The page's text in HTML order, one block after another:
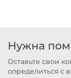
Нужна
Оставьте свои
определиться с